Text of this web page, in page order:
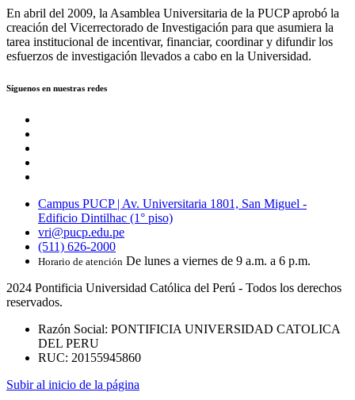
En abril del 2009, la Asamblea Universitaria de la PUCP aprobó la
creación del Vicerrectorado de Investigación para que asumiera la
tarea institucional de incentivar, financiar, coordinar y difundir los
esfuerzos de investigación llevados a cabo en la Universidad.
Síguenos en nuestras redes
Campus PUCP | Av. Universitaria 1801, San Miguel -
Edificio Dintilhac (1° piso)
vri@pucp.edu.pe
(511) 626-2000
Horario de atención De lunes a viernes de 9 a.m. a 6 p.m.
2024 Pontificia Universidad Católica del Perú - Todos los derechos
reservados.
Razón Social: PONTIFICIA UNIVERSIDAD CATOLICA
DEL PERU
RUC: 20155945860
Subir al inicio de la página